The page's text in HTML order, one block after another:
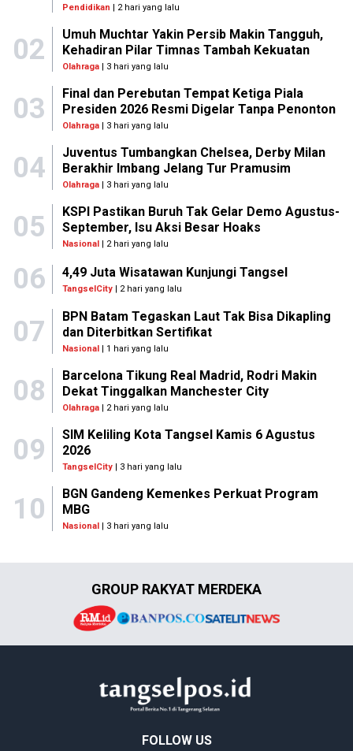
Pendidikan | 2 hari yang lalu
02
Umuh Muchtar Yakin Persib Makin Tangguh,
Kehadiran Pilar Timnas Tambah Kekuatan
Olahraga| 3 hari yang lalu
03
Final dan Perebutan Tempat Ketiga Piala
Presiden 2026 Resmi Digelar Tanpa Penonton
Olahraga| 3 hari yang lalu
04
Juventus Tumbangkan Chelsea, Derby Milan
Berakhir Imbang Jelang Tur Pramusim
Olahraga| 3 hari yang lalu
05
KSPI Pastikan Buruh Tak Gelar Demo Agustus-
September, Isu Aksi Besar Hoaks
Nasional| 2 hari yang lalu
06 4,49 Juta Wisatawan Kunjungi Tangsel
TangselCity | 2 hari yang lalu
07
BPN Batam Tegaskan Laut Tak Bisa Dikapling
dan Diterbitkan Sertifikat
Nasional| 1 hari yang lalu
08
Barcelona Tikung Real Madrid, Rodri Makin
Dekat Tinggalkan Manchester City
Olahraga| 2 hari yang lalu
09
SIM Keliling Kota Tangsel Kamis 6 Agustus
2026
TangselCity| 3 hari yang lalu
10
BGN Gandeng Kemenkes Perkuat Program
MBG
Nasional| 3 hari yang lalu
GROUP RAKYAT MERDEKA
FOLLOW US